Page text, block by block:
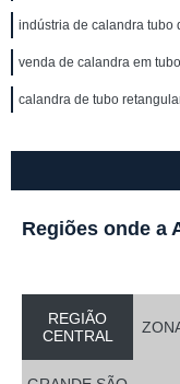
indústria de calandra tubo
venda de calandra em
calandra de tubo
Regiões onde a
REGIÃO
CENTRAL